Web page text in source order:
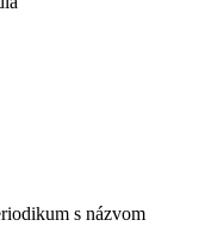
s názvom